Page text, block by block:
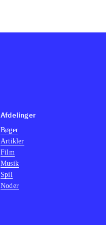
Afdelinger
Bøger
Artikler
Film
Musik
Spil
Noder